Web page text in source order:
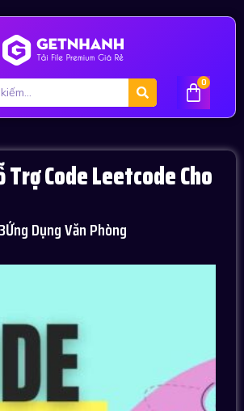
0
Trợ Code Leetcode Cho
Ứng Dụng Văn Phòng